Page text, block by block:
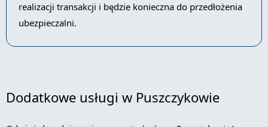
realizacji transakcji i będzie konieczna do przedłożenia
ubezpieczalni.
Dodatkowe usługi w Puszczykowie